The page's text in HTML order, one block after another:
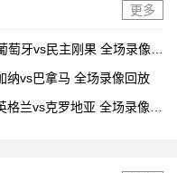
更多
牙vs民主刚果 全场录像回
纳vs巴拿马 全场录像回放
格兰vs克罗地亚 全场录像回